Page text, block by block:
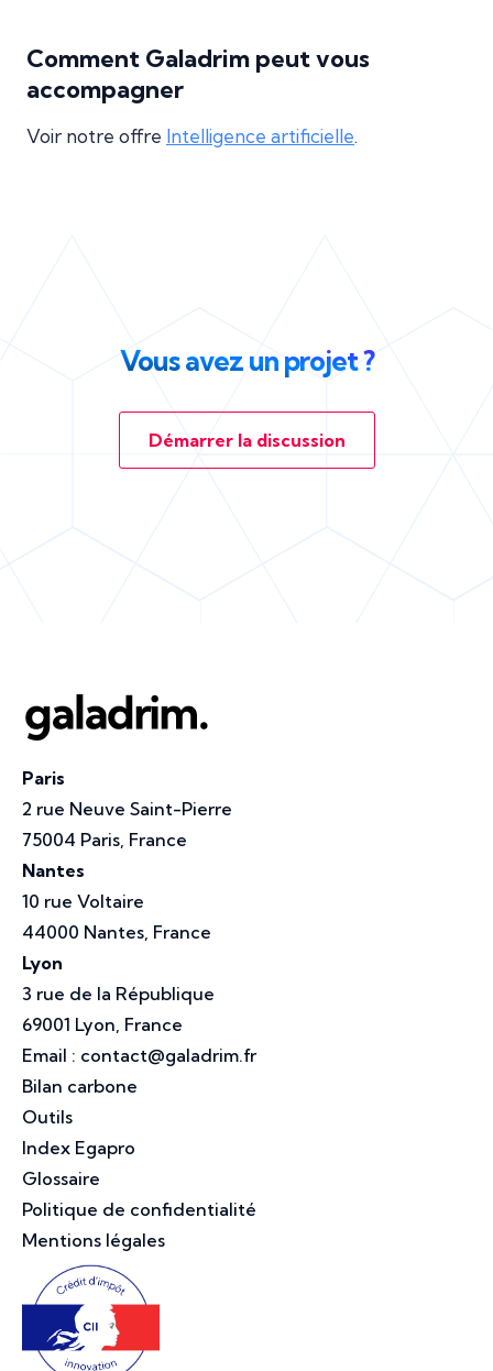
Comment Galadrim peut vous
accompagner
Voir notre offre Intelligence artificielle.
Vous avez un projet ?
Démarrer la discussion
Paris
2 rue Neuve Saint-Pierre
75004 Paris, France
Nantes
10 rue Voltaire
44000 Nantes, France
Lyon
3 rue de la République
69001 Lyon, France
Email : contact@galadrim.fr
Bilan carbone
Outils
Index Egapro
Glossaire
Politique de confidentialité
Mentions légales